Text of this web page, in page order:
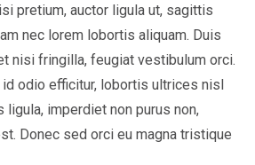
pretium, auctor ligula ut, sagittis
nec lorem lobortis aliquam. Duis
nisi fringilla, feugiat vestibulum orci.
odio efficitur, lobortis ultrices nisl
ligula, imperdiet non purus non,
Donec sed orci eu magna tristique